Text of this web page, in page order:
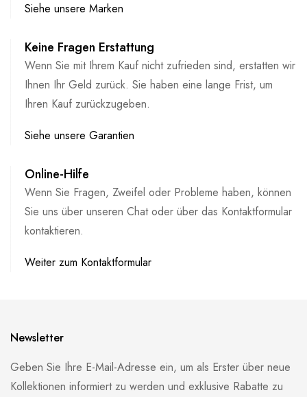
Siehe unsere Marken
Keine Fragen Erstattung
Wenn Sie mit Ihrem Kauf nicht zufrieden sind, erstatten wir
Ihnen Ihr Geld zurück. Sie haben eine lange Frist, um
Ihren Kauf zurückzugeben.
Siehe unsere Garantien
Online-Hilfe
Wenn Sie Fragen, Zweifel oder Probleme haben, können
Sie uns über unseren Chat oder über das Kontaktformular
kontaktieren.
Weiter zum Kontaktformular
Newsletter
Geben Sie Ihre E-Mail-Adresse ein, um als Erster über neue
Kollektionen informiert zu werden und exklusive Rabatte zu